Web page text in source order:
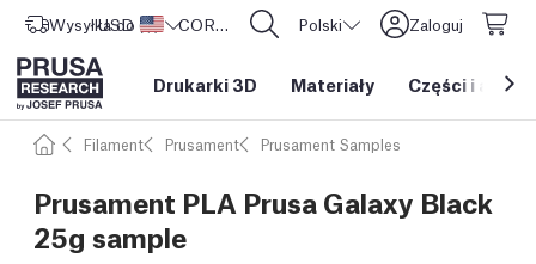
Wysyłka do Stany Zjednoczone
USD ($) CORE One L: Już w sprzedaży! Polski Zaloguj
Drukarki 3D Materiały Części i
Filament Prusament Prusament Samples
Prusament PLA Prusa Galaxy Black
25g sample